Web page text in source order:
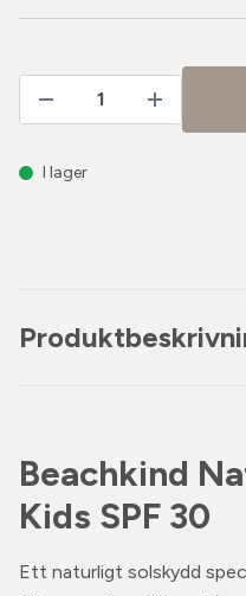
I lager
Beachkind
Kids SPF 30
Ett naturligt solskydd